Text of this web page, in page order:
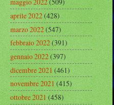
aprile 2022(428)
marzo 2022(547)
febbraio 2022(391)
gennaio 2022(397)
dicembre 2021(461)
novembre 2021(415)
ottobre 2021(458)